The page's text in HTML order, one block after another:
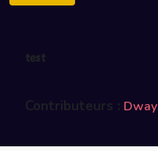
test
Contributeurs :